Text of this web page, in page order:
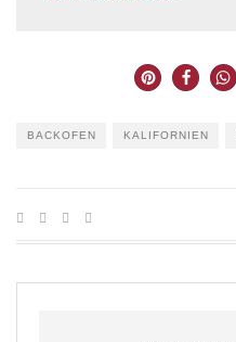
BACKOFEN KALIFORNIEN